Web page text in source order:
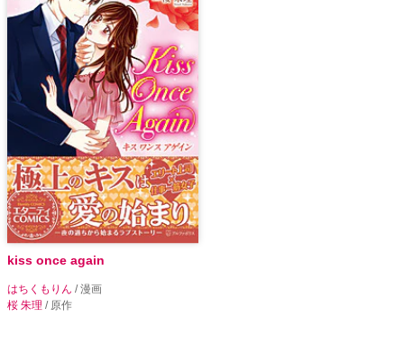
kiss once again
はちくもりん / 漫画
桜 朱理 / 原作